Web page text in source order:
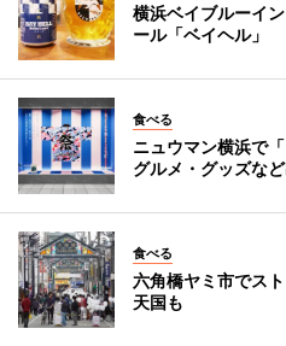
横浜ベイブルーイ
ール「ベイヘル」
食べる
ニュウマン横浜で
グルメ・グッズな
食べる
六角橋ヤミ市でス
天国も